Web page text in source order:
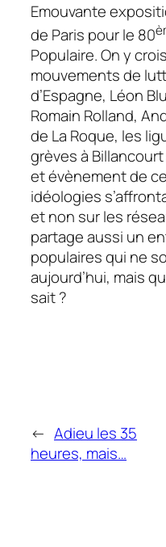
Emouvante
de Paris pour le 80
Populaire. On y
mouvements de
d’Espagne, Léon
Romain Rolland,
de La Roque, les
grèves à
et évènement de
idéologies
et non sur les
partage aussi un
populaires qui ne
aujourd’hui, mais
sait ?
← Adieu les 35
heures, mais…